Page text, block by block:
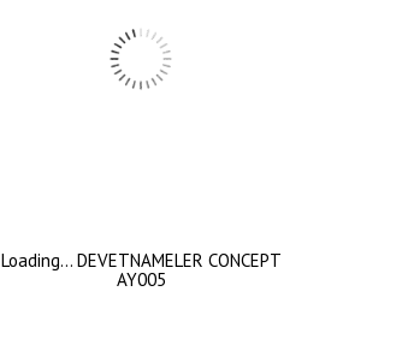
Loading… DEVETNAMELER CONCEPT
AY005